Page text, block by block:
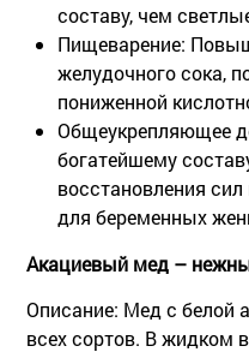
составу, чем
Пищеварение:
желудочного сока,
пониженной
Общеукрепляющее
богатейшему
восстановления
для беременных
Акациевый мед –
Описание: Мед с белой
всех сортов. В жидком